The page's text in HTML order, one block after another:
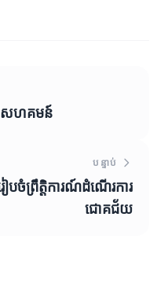
សហគមន៍
បន្ទាប់
បចំព្រឹត្តិការណ៍ដំណើរការ
ជោគជ័យ